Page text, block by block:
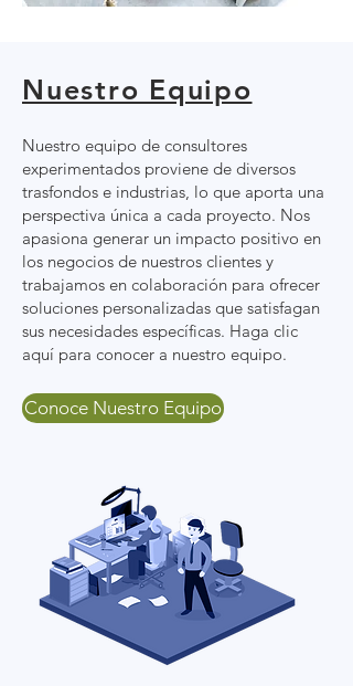
Nuestro Equipo
Nuestro equipo de consultores
experimentados proviene de diversos
trasfondos e industrias, lo que aporta una
perspectiva única a cada proyecto. Nos
apasiona generar un impacto positivo en
los negocios de nuestros clientes y
trabajamos en colaboración para ofrecer
soluciones personalizadas que satisfagan
sus necesidades específicas. Haga clic
aquí para conocer a nuestro equipo.
Conoce Nuestro Equipo